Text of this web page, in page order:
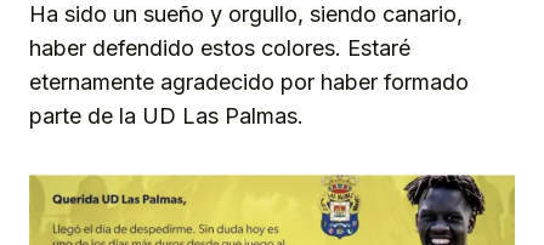
Ha sido un sueño y orgullo, siendo canario,
haber defendido estos colores. Estaré
eternamente agradecido por haber formado
parte de la UD Las Palmas.